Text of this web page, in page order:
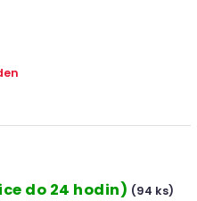
do 24 hodin) (94 ks)